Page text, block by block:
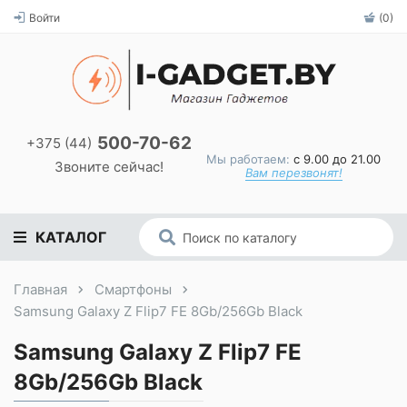
Войти (0)
+375 (44) 500-70-62
Звоните сейчас! Мы работаем: с 9.00 до 21.00
Вам перезвонят!
КАТАЛОГ
Главная
Смартфоны
Samsung Galaxy Z Flip7 FE 8Gb/256Gb Black
Samsung Galaxy Z Flip7 FE
8Gb/256Gb Black